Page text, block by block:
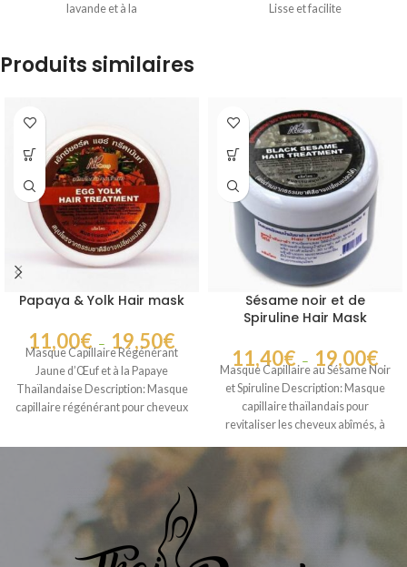
lavande et à la
Lisse et facilite
Produits similaires
Papaya & Yolk Hair mask
11,00€ – 19,50€
Masque Capillaire Régénérant
Jaune d’Œuf et à la Papaye
Thaïlandaise Description: Masque
capillaire régénérant pour cheveux
Sésame noir et de
Spiruline Hair Mask
11,40€ – 19,00€
Masque Capillaire au Sésame Noir
et Spiruline Description: Masque
capillaire thaïlandais pour
revitaliser les cheveux abîmés, à